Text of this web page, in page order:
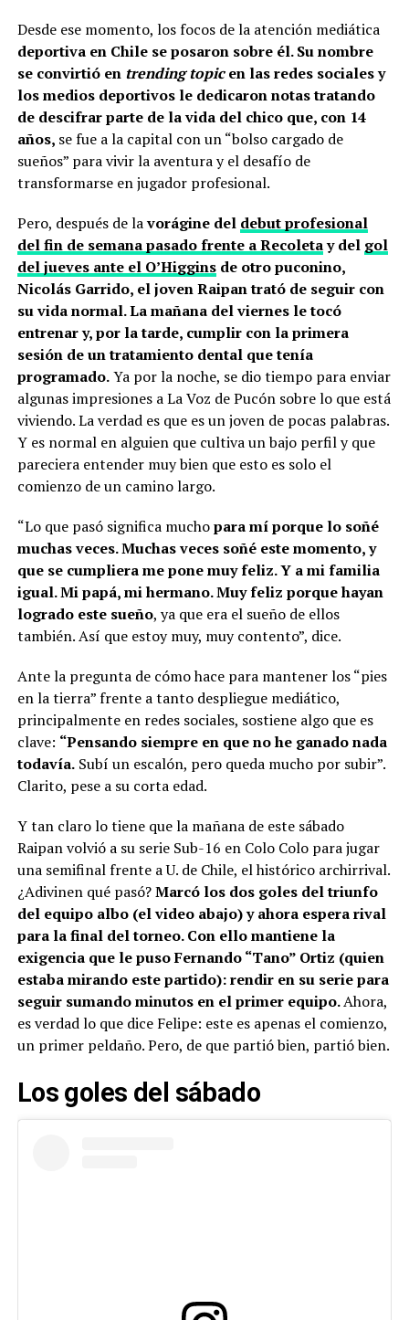
Desde ese momento, los focos de la atención mediática
deportiva en Chile se posaron sobre él. Su nombre
se convirtió en trending topicen las redes sociales y
los medios deportivos le dedicaron notas tratando
de descifrar parte de la vida del chico que, con 14
años, se fue a la capital con un “bolso cargado de
sueños” para vivir la aventura y el desafío de
transformarse en jugador profesional.
Pero, después de lavorágine del debut profesional
del fin de semana pasado frente a Recoletay del gol
del jueves ante el O’Higginsde otro puconino,
Nicolás Garrido, el joven Raipan trató de seguir con
su vida normal. La mañana del viernes le tocó
entrenar y, por la tarde, cumplir con la primera
sesión de un tratamiento dental que tenía
programado.Ya por la noche, se dio tiempo para enviar
algunas impresiones a La Voz de Pucón sobre lo que está
viviendo. La verdad es que es un joven de pocas palabras.
Y es normal en alguien que cultiva un bajo perfil y que
pareciera entender muy bien que esto es solo el
comienzo de un camino largo.
“Lo que pasó significa muchopara mí porque lo soñé
muchas veces. Muchas veces soñé este momento, y
que se cumpliera me pone muy feliz. Y a mi familia
igual. Mi papá, mi hermano. Muy feliz porque hayan
logrado este sueño, ya que era el sueño de ellos
también. Así que estoy muy, muy contento”, dice.
Ante la pregunta de cómo hace para mantener los “pies
en la tierra” frente a tanto despliegue mediático,
principalmente en redes sociales, sostiene algo que es
clave: “Pensando siempre en que no he ganado nada
todavía.Subí un escalón, pero queda mucho por subir”.
Clarito, pese a su corta edad.
Y tan claro lo tiene que la mañana de este sábado
Raipan volvió a su serie Sub-16 en Colo Colo para jugar
una semifinal frente a U. de Chile, el histórico archirrival.
¿Adivinen qué pasó?Marcó los dos goles del triunfo
del equipo albo (el video abajo) y ahora espera rival
para la final del torneo. Con ello mantiene la
exigencia que le puso Fernando “Tano” Ortiz (quien
estaba mirando este partido): rendir en su serie para
seguir sumando minutos en el primer equipo.Ahora,
es verdad lo que dice Felipe: este es apenas el comienzo,
un primer peldaño. Pero, de que partió bien, partió bien.
Los goles del sábado